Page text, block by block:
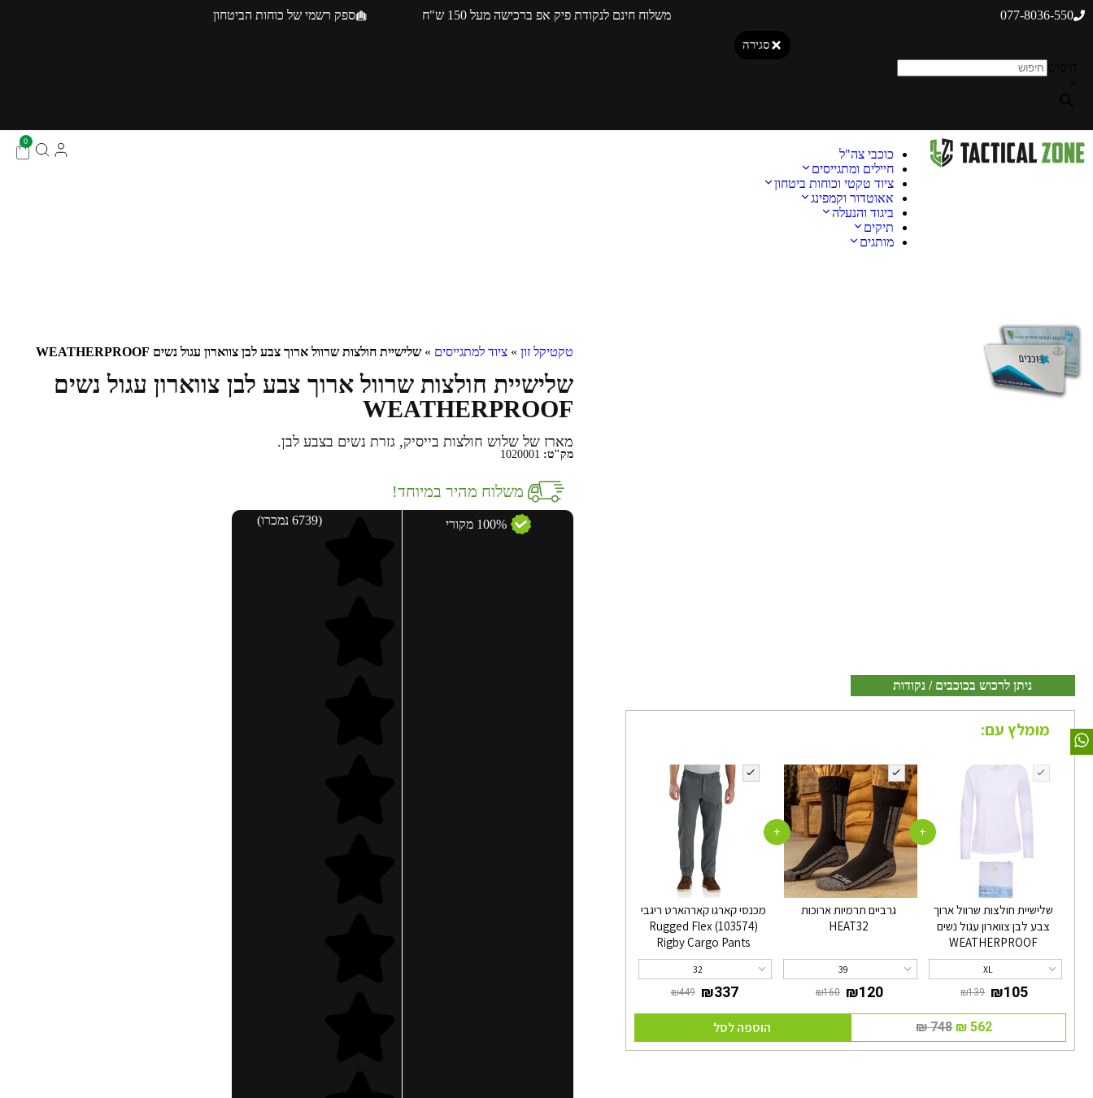
077-8036-550 משלוח חינם לנקודת פיק אפ ברכישה מעל 150 ש"ח ספק רשמי של כוחות הביטחון
סגירה
כוכבי צה"ל
חיילים ומתגייסים
ציוד טקטי וכוחות ביטחון
אאוטדור וקמפינג
ביגוד והנעלה
תיקים
מותגים
0
מבצע!
ניתן לרכוש בכוכבים / נקודות
מומלץ עם:
שלישיית חולצות שרוול ארוך
צבע לבן צווארון עגול נשים
WEATHERPROOF
XL
‏139 ₪
+
גרביים תרמיות ארוכות
HEAT32
39
+
מכנסי קארגו קארהארט ריגבי
(103574) Rugged Flex
Rigby Cargo Pants
32
‏449 ₪ ‏337 ₪
‏748 ₪ הוספה לסל
טקטיקל זון » ציוד למתגייסים » שלישיית חולצות שרוול ארוך צבע לבן צווארון עגול נשים WEATHERPROOF
שלישיית חולצות שרוול ארוך צבע לבן צווארון עגול נשים
WEATHERPROOF
מארז של שלוש חולצות בייסיק, גזרת נשים בצבע לבן.
מק"ט:
משלוח מהיר במיוחד!
100% מקורי (6739 נמכרו)